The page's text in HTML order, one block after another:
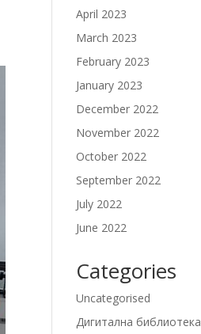
April 2023
March 2023
February 2023
January 2023
December 2022
November 2022
October 2022
September 2022
July 2022
June 2022
Categories
Uncategorised
Дигитална библиотека